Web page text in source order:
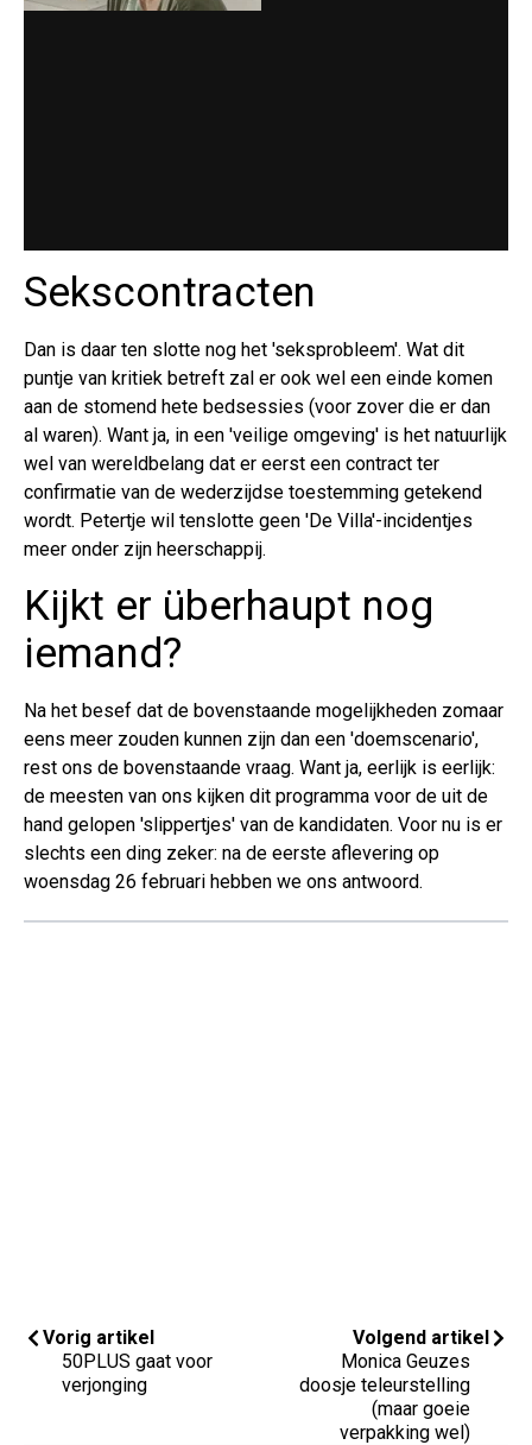
Sekscontracten
Dan is daar ten slotte nog het 'seksprobleem'. Wat dit
puntje van kritiek betreft zal er ook wel een einde komen
aan de stomend hete bedsessies (voor zover die er dan
al waren). Want ja, in een 'veilige omgeving' is het natuurlijk
wel van wereldbelang dat er eerst een contract ter
confirmatie van de wederzijdse toestemming getekend
wordt. Petertje wil tenslotte geen 'De Villa'-incidentjes
meer onder zijn heerschappij.
Kijkt er überhaupt nog
iemand?
Na het besef dat de bovenstaande mogelijkheden zomaar
eens meer zouden kunnen zijn dan een 'doemscenario',
rest ons de bovenstaande vraag. Want ja, eerlijk is eerlijk:
de meesten van ons kijken dit programma voor de uit de
hand gelopen 'slippertjes' van de kandidaten. Voor nu is er
slechts een ding zeker: na de eerste aflevering op
woensdag 26 februari hebben we ons antwoord.
Vorig artikel
50PLUS gaat voor
verjonging
Volgend artikel
Monica Geuzes
doosje teleurstelling
(maar goeie
verpakking wel)